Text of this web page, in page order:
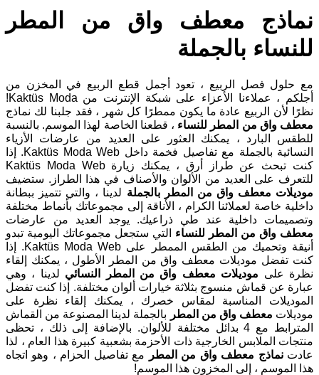
نماذج معطف واق من المطر
للنساء بالجملة
مع حلول فصل الربيع ، تعود أجمل قطع الربيع في المخزن من
أجلكم ، عملاءنا الأعزاء على شبكة الإنترنت من Kaktüs Moda!
نظرًا لأن الربيع عادة ما يكون ممطرًا كل شهر ، فقد جلبنا لك نماذج
معطف واق من المطر للنساء ، قطعنا الخاصة لهذا الموسم. بالنسبة
للطقس البارد ، يمكنك العثور على العديد من عارضات الأزياء
النسائية بالجملة مع تفاصيل فخمة داخل Kaktüs Moda Web. إذا
كنت تبحث عن طراز أرق ، يمكنك زيارة Kaktüs Moda Web
للتعرف على العديد من الألوان والأصناف في هذا الطراز. ستضيف
موديلات معطف واق من المطر بالجملة لدينا ، والتي تتميز ببطانة
داخلية خاصة لعملائنا الكرام ، الأناقة إلى مجموعاتك بأنماط مختلفة
وتصميمات داخلية عند طي ذراعيك. يوجد العديد من عارضات
معطف واق من المطر للنساء التي ستجعل مجموعاتك اليومية تبدو
أنيقة وتحميك من الطقس الممطر على Kaktüs Moda Web. إذا
كنت تفضل موديلات معطف واق من المطر الأطول ، يمكنك إلقاء
نظرة على موديلات معطف واق من المطر النسائي لدينا ، وهي
عبارة عن قماش منسوج بثلاثة خيارات ألوان مختلفة. إذا كنت تفضل
الموديلات المناسبة لمقاس خصرك ، يمكنك إلقاء نظرة على
موديلات معطف واق من المطر
بالجملة لدينا المصنوعة من القماش
المترابط مع 4 بدائل مختلفة للألوان. بالإضافة إلى ذلك ، تحظى
منتجات الملابس الخارجية ذات الأحزمة بشعبية كبيرة هذا العام ، لذا
عادتنماذج معطف واق من المطر
مع تفاصيل الحزام ، وهو اتجاه
هذا الموسم ، إلى المخزون هذا الموسم!